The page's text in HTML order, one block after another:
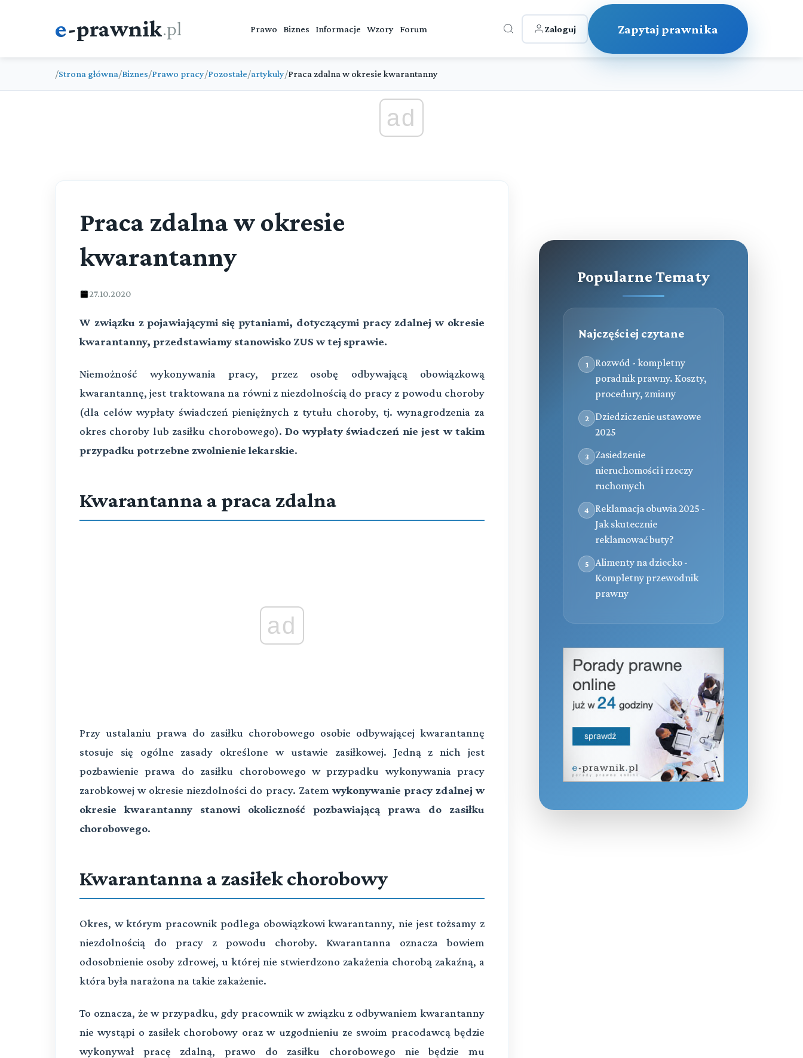
e-prawnik.pl Prawo Biznes Informacje Wzory Forum Zaloguj Zapytaj prawnika
/Strona główna/Biznes/Prawo pracy/Pozostałe/artykuly/Praca zdalna w okresie kwarantanny
ad
Praca zdalna w okresie
kwarantanny
27.10.2020
W związku z pojawiającymi się pytaniami, dotyczącymi pracy zdalnej w okresie
kwarantanny, przedstawiamy stanowisko ZUS w tej sprawie.
Niemożność wykonywania pracy, przez osobę odbywającą obowiązkową
kwarantannę, jest traktowana na równi z niezdolnością do pracy z powodu choroby
(dla celów wypłaty świadczeń pieniężnych z tytułu choroby, tj. wynagrodzenia za
okres choroby lub zasiłku chorobowego).Do wypłaty świadczeń nie jest w takim
przypadku potrzebne zwolnienie lekarskie.
Kwarantanna a praca zdalna
ad
Przy ustalaniu prawa do zasiłku chorobowego osobie odbywającej kwarantannę
stosuje się ogólne zasady określone w ustawie zasiłkowej. Jedną z nich jest
pozbawienie prawa do zasiłku chorobowego w przypadku wykonywania pracy
zarobkowej w okresie niezdolności do pracy. Zatem wykonywanie pracy zdalnej w
okresie kwarantanny stanowi okoliczność pozbawiającą prawa do zasiłku
chorobowego.
Kwarantanna a zasiłek chorobowy
Okres, w którym pracownik podlega obowiązkowi kwarantanny, nie jest tożsamy z
niezdolnością do pracy z powodu choroby. Kwarantanna oznacza bowiem
odosobnienie osoby zdrowej, u której nie stwierdzono zakażenia chorobą zakaźną, a
która była narażona na takie zakażenie.
To oznacza, że w przypadku, gdy pracownik w związku z odbywaniem kwarantanny
nie wystąpi o zasiłek chorobowy oraz w uzgodnieniu ze swoim pracodawcą będzie
wykonywał pracę zdalną, prawo do zasiłku chorobowego nie będzie mu
Popularne Tematy
Najczęściej czytane
1
Rozwód - kompletny
poradnik prawny. Koszty,
procedury, zmiany
2
Dziedziczenie ustawowe
2025
3
Zasiedzenie
nieruchomości i rzeczy
ruchomych
4
Reklamacja obuwia 2025 -
Jak skutecznie
reklamować buty?
5
Alimenty na dziecko -
Kompletny przewodnik
prawny